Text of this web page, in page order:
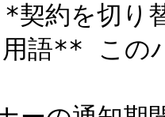
約を切り
語** この